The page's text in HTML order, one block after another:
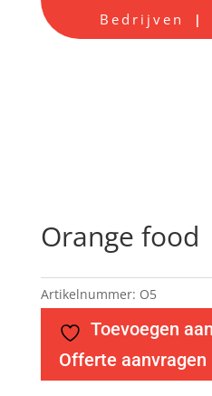
Bedrijven |
Orange food
Artikelnummer: O5
Toevoegen
Offerte aanvragen